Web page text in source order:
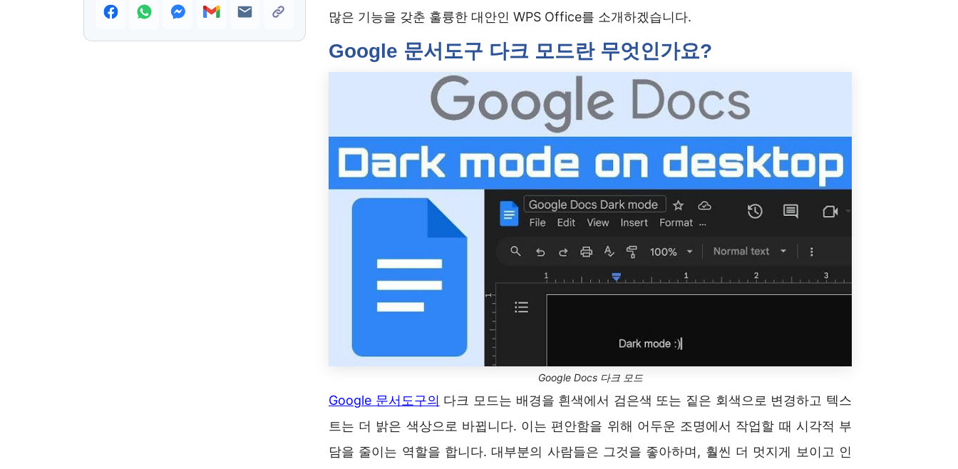
많은 기능을 갖춘 훌륭한 대안인 WPS Office를 소개하겠습니다.
Google 문서도구 다크 모드란 무엇인가요?
Google Docs 다크 모드
Google 문서도구의 다크 모드는 배경을 흰색에서 검은색 또는 짙은 회색으로 변경하고 텍스
트는 더 밝은 색상으로 바뀝니다. 이는 편안함을 위해 어두운 조명에서 작업할 때 시각적 부
담을 줄이는 역할을 합니다. 대부분의 사람들은 그것을 좋아하며, 훨씬 더 멋지게 보이고 인